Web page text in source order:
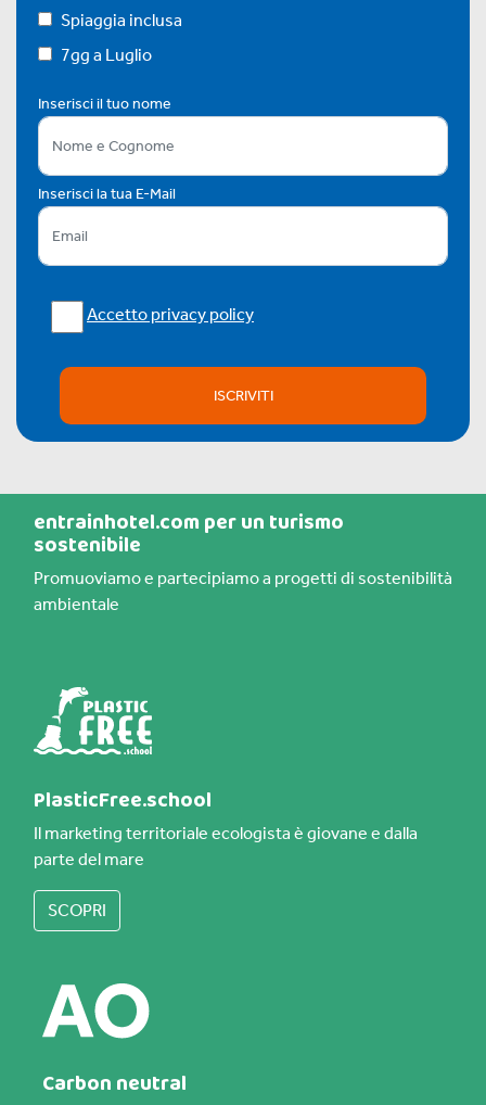
Spiaggia inclusa
7gg a Luglio
Inserisci il tuo nome
Inserisci la tua E-Mail
Accetto privacy policy
ISCRIVITI
entrainhotel.com per un turismo
sostenibile
Promuoviamo e partecipiamo a progetti di sostenibilità
ambientale
PlasticFree.school
Il marketing territoriale ecologista è giovane e dalla
parte del mare
SCOPRI
Carbon neutral